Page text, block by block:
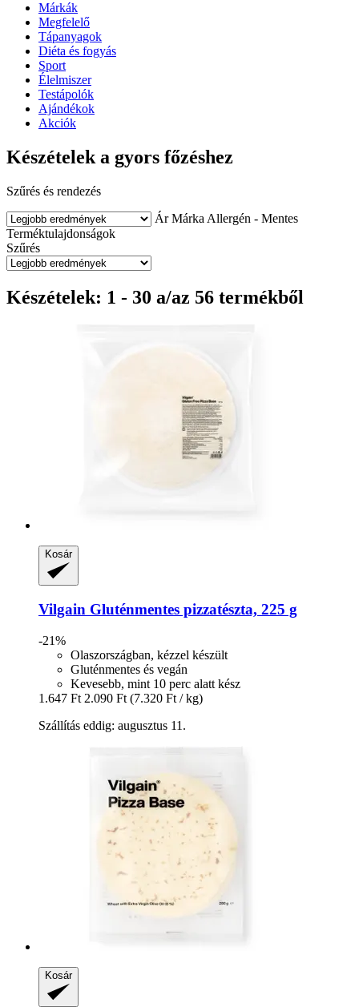
Márkák
Megfelelő
Tápanyagok
Diéta és fogyás
Sport
Élelmiszer
Testápolók
Ajándékok
Akciók
Készételek a gyors főzéshez
Szűrés és rendezés
Ár Márka Allergén - Mentes
Terméktulajdonságok
Szűrés
Készételek: 1 - 30 a/az 56 termékből
Kosár
Vilgain Gluténmentes pizzatészta, 225 g
-21%
Olaszországban, kézzel készült
Gluténmentes és vegán
Kevesebb, mint 10 perc alatt kész
1.647 Ft 2.090 Ft (7.320 Ft / kg)
Szállítás eddig: augusztus 11.
Kosár